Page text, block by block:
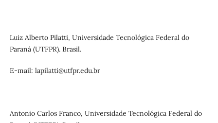
Luiz Alberto Pilatti, Universidade Tecnológica Federal do
Paraná (UTFPR). Brasil.
E-mail: lapilatti@utfpr.edu.br
Antonio Carlos Franco, Universidade Tecnológica Federal do